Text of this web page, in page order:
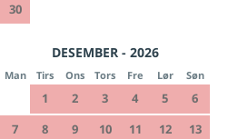
30
DESEMBER - 2026
Man Tirs Ons Tors Fre Lør Søn
1 2 3 4 5
6
7
8 9 10 11 12
13